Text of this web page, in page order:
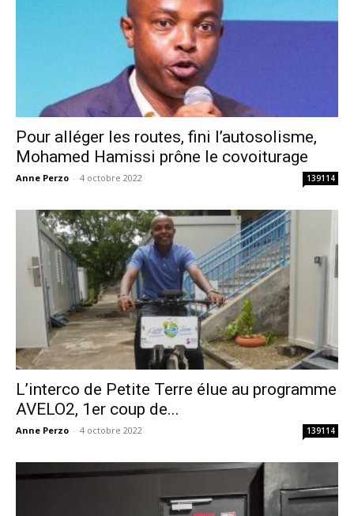
Pour alléger les routes, fini l’autosolisme,
Mohamed Hamissi prône le covoiturage
Anne Perzo - 4 octobre 2022 139114
L’interco de Petite Terre élue au programme
AVELO2, 1er coup de...
Anne Perzo - 4 octobre 2022 139114